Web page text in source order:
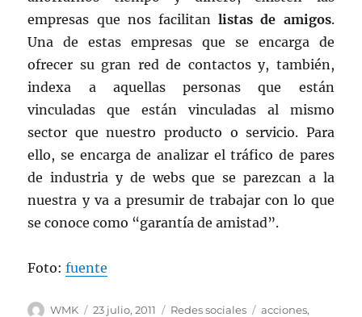
empresas que nos facilitanlistas de amigos.
Una de estas empresas que se encarga de
ofrecer su gran red de contactos y, también,
indexa a aquellas personas que están
vinculadas que están vinculadas al mismo
sector que nuestro producto o servicio. Para
ello, se encarga de analizar el tráfico de pares
de industria y de webs que se parezcan a la
nuestra y va a presumir de trabajar con lo que
se conoce como “garantía de amistad”.
Foto:fuente
Autor
WMK
Publicado
23 julio, 2011 Categorías
Redes sociales Etiquetas
acciones,